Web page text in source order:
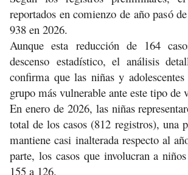
reportados en comienzo de año pasó
938 en 2026.
Aunque esta reducción de 164
descenso estadístico, el análisis
confirma que las niñas y
grupo más vulnerable ante este tipo de
En enero de 2026, las niñas
total de los casos (812 registros), una
mantiene casi inalterada respecto al
parte, los casos que involucran a
155 a 126.